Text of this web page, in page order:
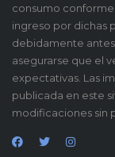
consumo conforme
ingreso por dichas
debidamente
asegurarse que el
expectativas. Las
publicada en este
modificaciones sin